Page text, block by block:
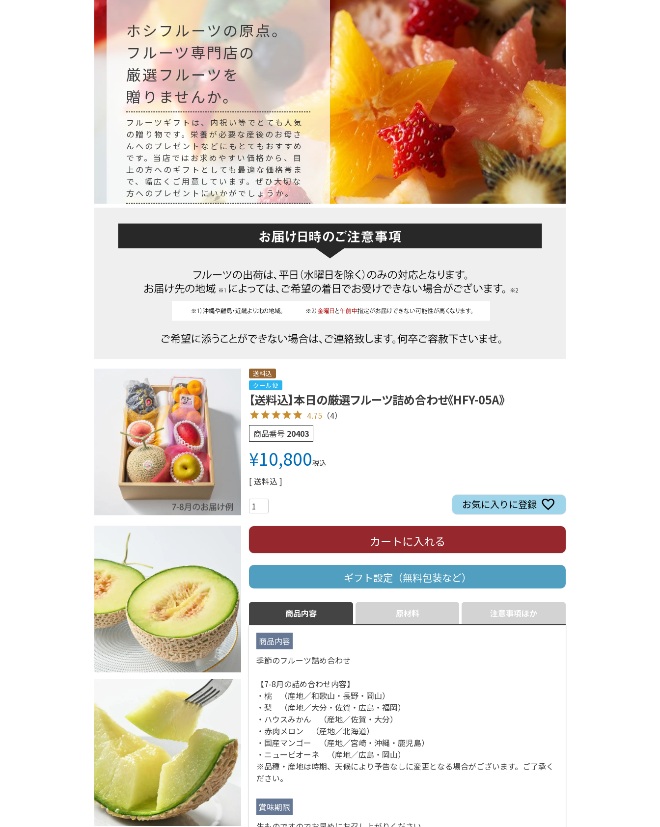
ホシフルーツの原点。
フルーツ専門店の
厳選フルーツを
贈りませんか。
フルーツギフトは、内祝い等でとても人気
の贈り物です。栄養が必要な産後のお母さ
んへのプレゼントなどにもとてもおすすめ
です。当店ではお求めやすい価格から、目
上の方へのギフトとしても最適な価格帯ま
で、幅広くご用意しています。ぜひ大切な
方へのプレゼントにいかがでしょうか。
送料込
クール便
【送料込】本日の厳選フルーツ詰め合わせ《HFY-05A》
4.75 （4）
商品番号 20403
¥10,800税込
送料込
お気に入りに登録
カートに入れる
ギフト設定（無料包装など）
商品内容
商品内容
季節のフルーツ詰め合わせ
【7-8月の詰め合わせ内容】
・桃 （産地／和歌山・長野・岡山）
・梨 （産地／大分・佐賀・広島・福岡）
・ハウスみかん （産地／佐賀・大分）
・赤肉メロン （産地／北海道）
・国産マンゴー （産地／宮崎・沖縄・鹿児島）
・ニューピオーネ （産地／広島・岡山）
※品種・産地は時期、天候により予告なしに変更となる場合がございます。ご了承く
ださい。
賞味期限
原材料 注意事項ほか